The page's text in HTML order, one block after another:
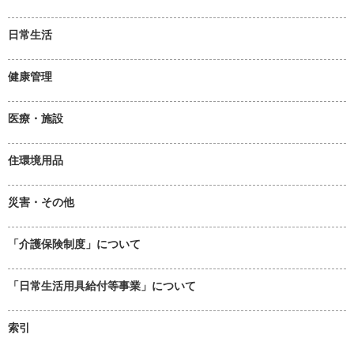
日常生活
健康管理
医療・施設
住環境用品
災害・その他
「介護保険制度」について
「日常生活用具給付等事業」について
索引